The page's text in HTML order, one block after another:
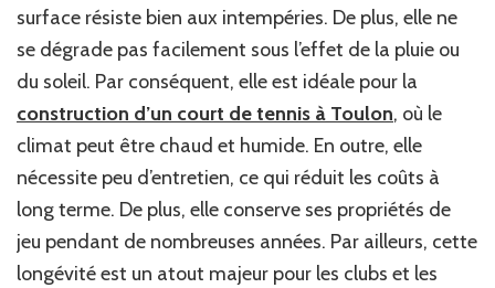
surface résiste bien aux intempéries. De plus, elle ne
se dégrade pas facilement sous l’effet de la pluie ou
du soleil. Par conséquent, elle est idéale pour la
construction d’un court de tennis à Toulon, où le
climat peut être chaud et humide. En outre, elle
nécessite peu d’entretien, ce qui réduit les coûts à
long terme. De plus, elle conserve ses propriétés de
jeu pendant de nombreuses années. Par ailleurs, cette
longévité est un atout majeur pour les clubs et les